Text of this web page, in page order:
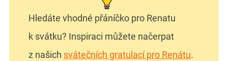
Hledáte vhodné přáníčko pro Renatu
k svátku? Inspiraci můžete načerpat
z našich svátečních gratulací pro Renátu.